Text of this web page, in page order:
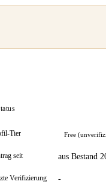
Tier Free
seit aus Bestand
Verifizierung -